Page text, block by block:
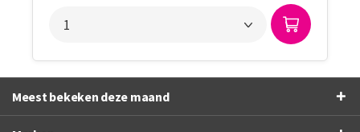
Meest bekeken deze maand